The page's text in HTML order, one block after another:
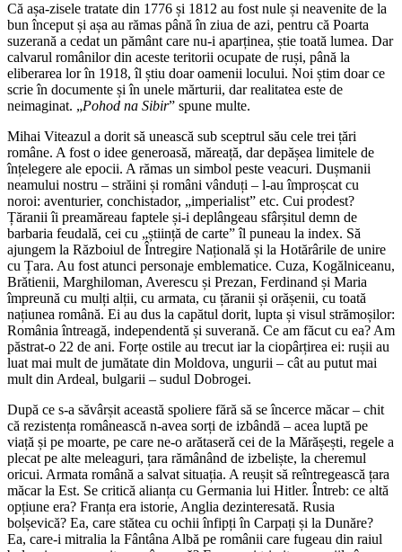
Că așa-zisele tratate din 1776 și 1812 au fost nule și neavenite de la
bun început și așa au rămas până în ziua de azi, pentru că Poarta
suzerană a cedat un pământ care nu-i aparținea, știe toată lumea. Dar
calvarul românilor din aceste teritorii ocupate de ruși, până la
eliberarea lor în 1918, îl știu doar oamenii locului. Noi știm doar ce
scrie în documente și în unele mărturii, dar realitatea este de
neimaginat. „Pohod na Sibir” spune multe.
Mihai Viteazul a dorit să unească sub sceptrul său cele trei țări
române. A fost o idee generoasă, măreață, dar depășea limitele de
înțelegere ale epocii. A rămas un simbol peste veacuri. Dușmanii
neamului nostru – străini și români vânduți – l-au împroșcat cu
noroi: aventurier, conchistador, „imperialist” etc. Cui prodest?
Țăranii îi preamăreau faptele și-i deplângeau sfârșitul demn de
barbaria feudală, cei cu „știință de carte” îl puneau la index. Să
ajungem la Războiul de Întregire Națională și la Hotărârile de unire
cu Țara. Au fost atunci personaje emblematice. Cuza, Kogălniceanu,
Brătienii, Marghiloman, Averescu și Prezan, Ferdinand și Maria
împreună cu mulți alții, cu armata, cu țăranii și orășenii, cu toată
națiunea română. Ei au dus la capătul dorit, lupta și visul strămoșilor:
România întreagă, independentă și suverană. Ce am făcut cu ea? Am
păstrat-o 22 de ani. Forțe ostile au trecut iar la ciopârțirea ei: rușii au
luat mai mult de jumătate din Moldova, ungurii – cât au putut mai
mult din Ardeal, bulgarii – sudul Dobrogei.
După ce s-a săvârșit această spoliere fără să se încerce măcar – chit
că rezistența românească n-avea sorți de izbândă – acea luptă pe
viață și pe moarte, pe care ne-o arătaseră cei de la Mărășești, regele a
plecat pe alte meleaguri, țara rămânând de izbeliște, la cheremul
oricui. Armata română a salvat situația. A reușit să reîntregească țara
măcar la Est. Se critică alianța cu Germania lui Hitler. Întreb: ce altă
opțiune era? Franța era istorie, Anglia dezinteresată. Rusia
bolșevică? Ea, care stătea cu ochii înfipți în Carpați și la Dunăre?
Ea, care-i mitralia la Fântâna Albă pe românii care fugeau din raiul